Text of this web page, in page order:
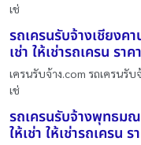
เช่
รถเครนรับจ้างเชียงค
เช่า ให้เช่ารถเครน รา
เครนรับจ้าง.com รถเครนรับ
เช่
รถเครนรับจ้างพุทธม
ให้เช่า ให้เช่ารถเครน ร